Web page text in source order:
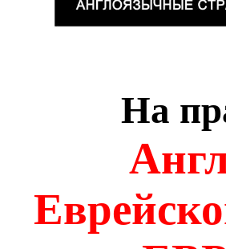
На